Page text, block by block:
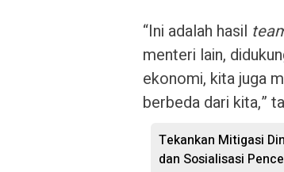
“Ini adalah hasil
menteri lain,
ekonomi, kita juga
berbeda dari kita,”
Tekankan Mitigasi
dan Sosialisasi